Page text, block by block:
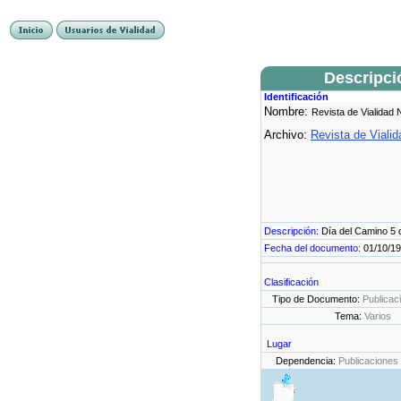
Identificación
Nombre: Revista de Vialidad
Archivo: Revista de
Descripción: Día del Camino 5
Fecha del documento: 01/10/
Clasificación
Tipo de Documento:
Tema: Varios
Lugar
Dependencia: Publicaciones